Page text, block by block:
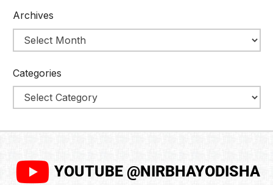
Archives
Categories
YOUTUBE @NIRBHAYODISHA